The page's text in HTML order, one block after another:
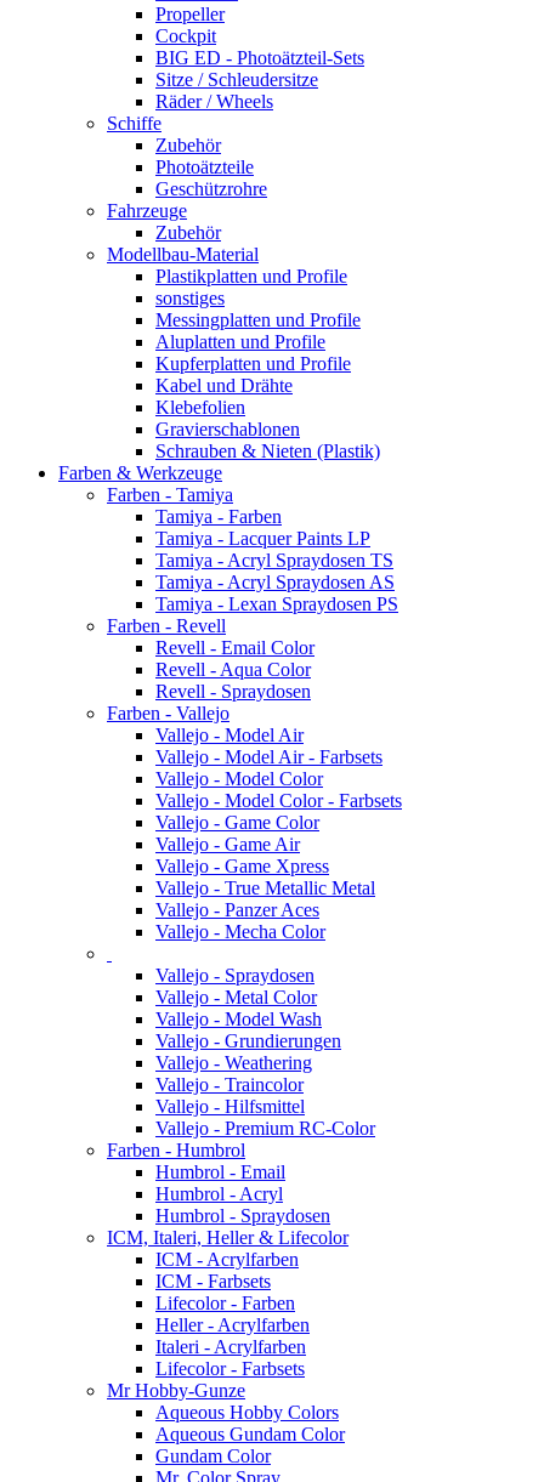
Propeller
Cockpit
BIG ED - Photoätzteil-Sets
Sitze / Schleudersitze
Räder / Wheels
Schiffe
Zubehör
Photoätzteile
Geschützrohre
Fahrzeuge
Zubehör
Modellbau-Material
Plastikplatten und Profile
sonstiges
Messingplatten und Profile
Aluplatten und Profile
Kupferplatten und Profile
Kabel und Drähte
Klebefolien
Gravierschablonen
Schrauben & Nieten (Plastik)
Farben & Werkzeuge
Farben - Tamiya
Tamiya - Farben
Tamiya - Lacquer Paints LP
Tamiya - Acryl Spraydosen TS
Tamiya - Acryl Spraydosen AS
Tamiya - Lexan Spraydosen PS
Farben - Revell
Revell - Email Color
Revell - Aqua Color
Revell - Spraydosen
Farben - Vallejo
Vallejo - Model Air
Vallejo - Model Air - Farbsets
Vallejo - Model Color
Vallejo - Model Color - Farbsets
Vallejo - Game Color
Vallejo - Game Air
Vallejo - Game Xpress
Vallejo - True Metallic Metal
Vallejo - Panzer Aces
Vallejo - Mecha Color
Vallejo - Spraydosen
Vallejo - Metal Color
Vallejo - Model Wash
Vallejo - Grundierungen
Vallejo - Weathering
Vallejo - Traincolor
Vallejo - Hilfsmittel
Vallejo - Premium RC-Color
Farben - Humbrol
Humbrol - Email
Humbrol - Acryl
Humbrol - Spraydosen
ICM, Italeri, Heller & Lifecolor
ICM - Acrylfarben
ICM - Farbsets
Lifecolor - Farben
Heller - Acrylfarben
Italeri - Acrylfarben
Lifecolor - Farbsets
Mr Hobby-Gunze
Aqueous Hobby Colors
Aqueous Gundam Color
Gundam Color
Mr. Color Spray